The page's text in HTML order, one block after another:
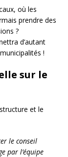
où les
prendre des
?
d’autant
!
sur le
et le
le conseil
par l’équipe